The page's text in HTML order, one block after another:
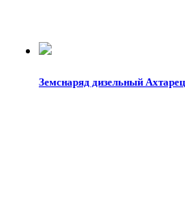
Земснаряд дизельный